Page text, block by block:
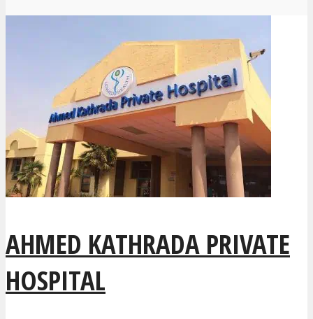
AHMED KATHRADA PRIVATE
HOSPITAL